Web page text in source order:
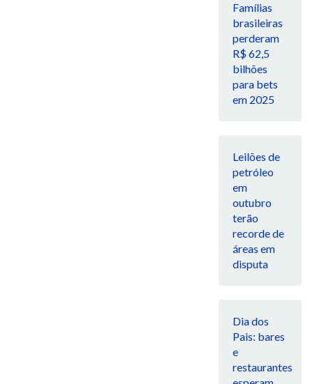
Famílias
brasileiras
perderam
R$ 62,5
bilhões
para bets
em 2025
Leilões de
petróleo
em
outubro
terão
recorde de
áreas em
disputa
Dia dos
Pais: bares
e
restaurantes